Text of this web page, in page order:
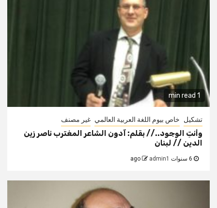
1 min read
تشكيل خاص بيوم اللغة العربية العالمي غير مصنف
وأنتِ الوجود..// بقلم: آدون الشاعر المغترب ناصر زين
الدين // لبنان
admin1